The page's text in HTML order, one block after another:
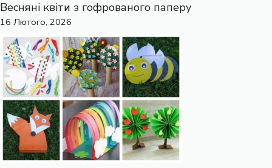
Весняні квіти з гофрованого паперу
16 Лютого, 2026